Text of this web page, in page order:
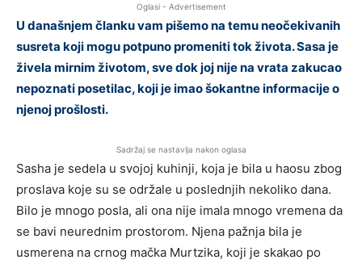
Oglasi - Advertisement
U današnjem članku vam pišemo na temu neočekivanih
susreta koji mogu potpuno promeniti tok života. Sasa je
živela mirnim životom, sve dok joj nije na vrata zakucao
nepoznati posetilac, koji je imao šokantne informacije o
njenoj prošlosti.
Sadržaj se nastavlja nakon oglasa
Sasha je sedela u svojoj kuhinji, koja je bila u haosu zbog
proslava koje su se održale u poslednjih nekoliko dana.
Bilo je mnogo posla, ali ona nije imala mnogo vremena da
se bavi neurednim prostorom. Njena pažnja bila je
usmerena na crnog mačka Murtzika, koji je skakao po